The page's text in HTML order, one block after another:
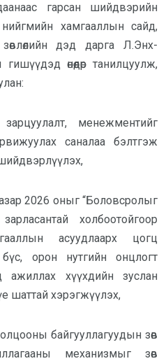
гарсан шийдвэрийн
нийгмийн хамгааллын сайд,
зөвлөлийн дэд дарга Л.Энх-
өнөөдөр танилцуулж,
зарцуулалт, менежментийг
саналаа бэлтгэж
2026 оныг “Боловсролыг
холбоотойгоор
асуудлаарх цогц
орон нутгийн онцлогт
ажиллах хүүхдийн зуслан
шаттай хэрэгжүүлэх,
байгууллагуудын зөв
механизмыг зөв